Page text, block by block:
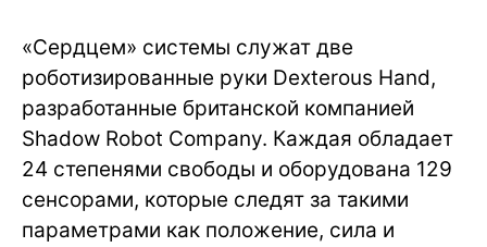
«Сердцем» системы служат две
роботизированные руки Dexterous Hand,
разработанные британской компанией
Shadow Robot Company. Каждая обладает
24 степенями свободы и оборудована 129
сенсорами, которые следят за такими
параметрами как положение, сила и